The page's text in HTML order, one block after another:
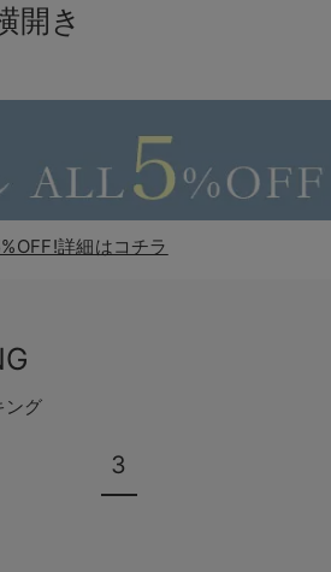
開き
詳細はコチラ
ング
3